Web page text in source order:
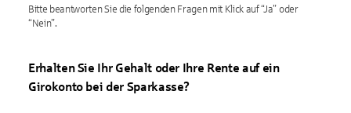
Bitte beantworten Sie die folgenden Fragen mit Klick auf “Ja” oder
“Nein”.
Erhalten Sie Ihr Gehalt oder Ihre Rente auf ein
Girokonto bei der Sparkasse?